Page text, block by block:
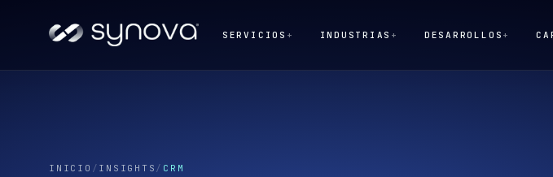
SERVICIOS + INDUSTRIAS + DESARROLLOS +
INICIO / INSIGHTS / CRM